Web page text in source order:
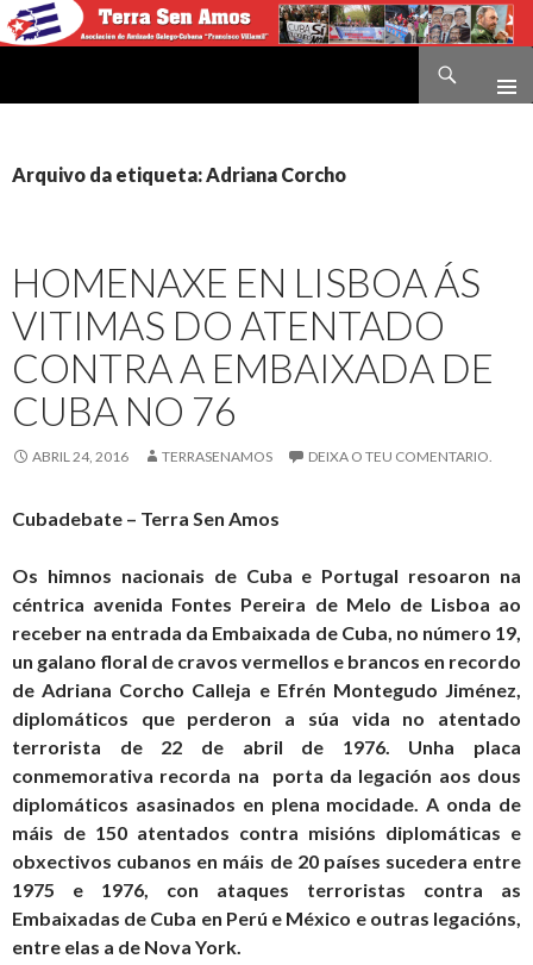
Arquivo da etiqueta: Adriana Corcho
HOMENAXE EN LISBOA ÁS
VITIMAS DO ATENTADO
CONTRA A EMBAIXADA DE
CUBA NO 76
ABRIL 24, 2016 TERRASENAMOS DEIXA O TEU COMENTARIO.
Cubadebate – Terra Sen Amos
Os himnos nacionais de Cuba e Portugal resoaron na
céntrica avenida Fontes Pereira de Melo de Lisboa ao
receber na entrada da Embaixada de Cuba, no número 19,
un galano floral de cravos vermellos e brancos en recordo
de Adriana Corcho Calleja e Efrén Montegudo Jiménez,
diplomáticos que perderon a súa vida no atentado
terrorista de 22 de abril de 1976. Unha placa
conmemorativa recorda na porta da legación aos dous
diplomáticos asasinados en plena mocidade. A onda de
máis de 150 atentados contra misións diplomáticas e
obxectivos cubanos en máis de 20 países sucedera entre
1975 e 1976, con ataques terroristas contra as
Embaixadas de Cuba en Perú e México e outras legacións,
entre elas a de Nova York.